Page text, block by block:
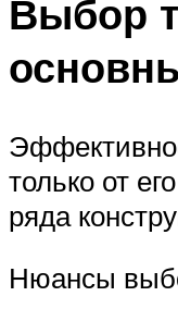
Выбор
только от
ряда
Нюансы